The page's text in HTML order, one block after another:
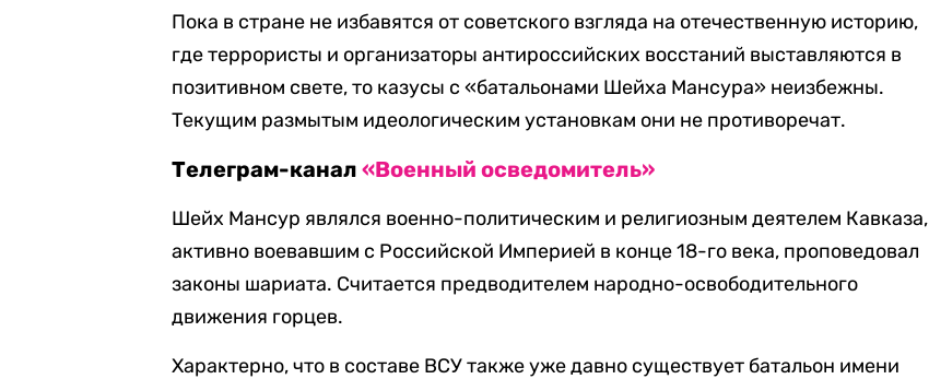
Пока в стране не избавятся от советского взгляда на отечественную историю,
где террористы и организаторы антироссийских восстаний выставляются в
позитивном свете, то казусы с «батальонами Шейха Мансура» неизбежны.
Текущим размытым идеологическим установкам они не противоречат.
Телеграм-канал«Военный осведомитель»
Шейх Мансур являлся военно-политическим и религиозным деятелем Кавказа,
активно воевавшим с Российской Империей в конце 18-го века, проповедовал
законы шариата. Считается предводителем народно-освободительного
движения горцев.
Характерно, что в составе ВСУ также уже давно существует батальон имени